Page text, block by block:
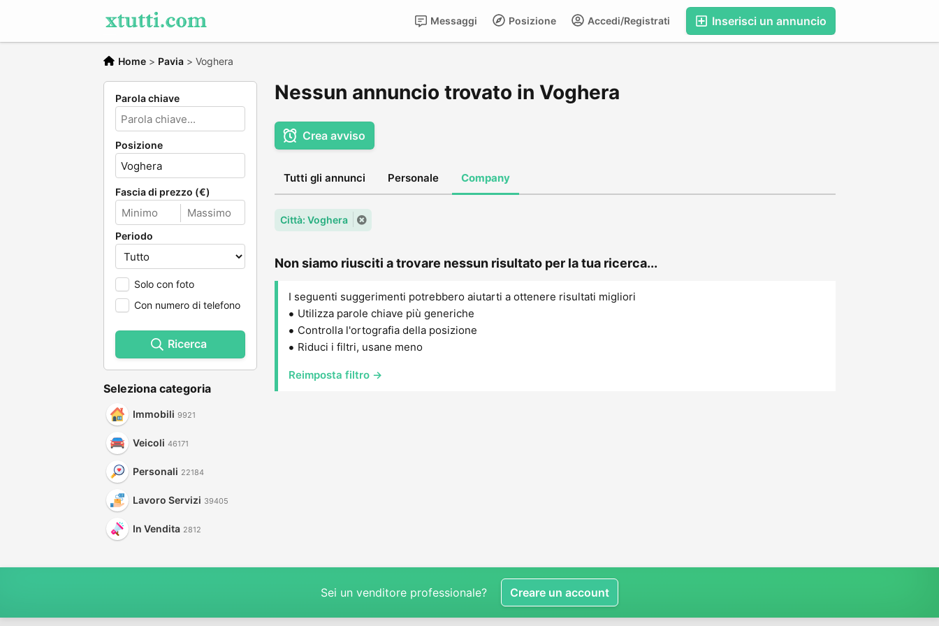
Inserisci un annuncio
Accedi/Registrati
Posizione
Messaggi
Home > Pavia > Voghera
Parola chiave
Posizione
Fascia di prezzo (€)
Periodo
Solo con foto
Con numero di telefono
Ricerca
Seleziona categoria
Immobili 9921
Veicoli 46171
Personali 22184
Lavoro Servizi 39405
In Vendita 2812
Nessun annuncio trovato in Voghera
Crea avviso
Tutti gli annunci Personale Company
Città: Voghera
Non siamo riusciti a trovare nessun risultato per la tua ricerca...
I seguenti suggerimenti potrebbero aiutarti a ottenere risultati migliori
Utilizza parole chiave più generiche
Controlla l'ortografia della posizione
Riduci i filtri, usane meno
Reimposta filtro →
Sei un venditore professionale? Creare un account